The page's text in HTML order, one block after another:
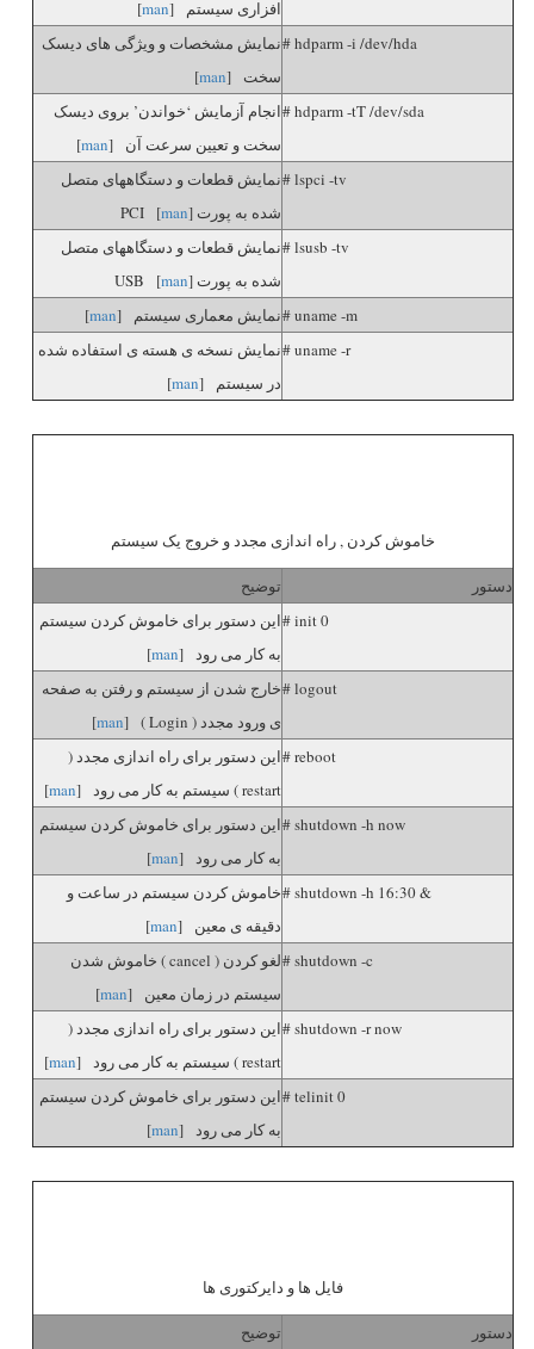
افزاری سیستم [man
]
# hdparm -i /dev/hdaنمایش مشخصات و ویژگی های دیسک
سخت [man
]
# hdparm -tT /dev/sdaانجام آزمایش ‘خواندن’ بروی دیسک
سخت و تعیین سرعت آن [man
]
# lspci -tvنمایش قطعات و دستگاههای متصل
شده به پورت PCI [ man]
# lsusb -tvنمایش قطعات و دستگاههای متصل
شده به پورت USB [ man]
# uname -mنمایش معماری سیستم [man
]
# uname -rنمایش نسخه ی هسته ی استفاده شده
در سیستم [man
]
خاموش کردن , راه اندازی مجدد و خروج یک سیستم
دستور
توضیح
# init 0این دستور برای خاموش کردن سیستم
به کار می رود [man
]
# logoutخارج شدن از سیستم و رفتن به صفحه
ی ورود مجدد ( Login ) [
man
]
# rebootاین دستور برای راه اندازی مجدد (
restart ) سیستم به کار می رود [
man
]
# shutdown -h nowاین دستور برای خاموش کردن سیستم
به کار می رود [man
]
# shutdown -h 16:30 &خاموش کردن سیستم در ساعت و
دقیقه ی معین [man
]
# shutdown -c
لغو کردن ( cancel ) خاموش شدن
سیستم در زمان معین [man
]
# shutdown -r nowاین دستور برای راه اندازی مجدد (
restart ) سیستم به کار می رود [
man
]
# telinit 0این دستور برای خاموش کردن سیستم
به کار می رود [man
]
فایل ها و دایرکتوری ها
دستور توضیح